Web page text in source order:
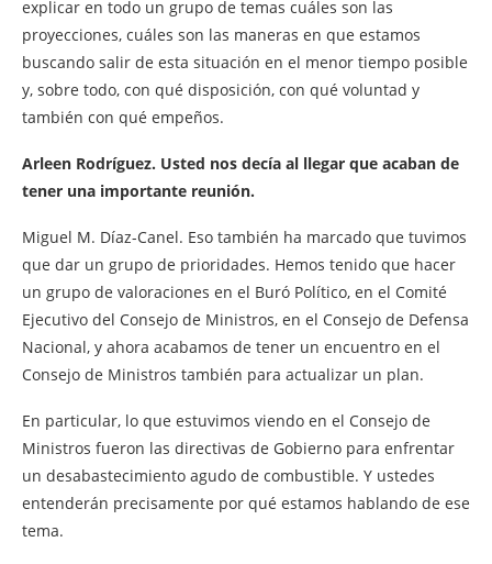
explicar en todo un grupo de temas cuáles son las
proyecciones, cuáles son las maneras en que estamos
buscando salir de esta situación en el menor tiempo posible
y, sobre todo, con qué disposición, con qué voluntad y
también con qué empeños.
Arleen Rodríguez. Usted nos decía al llegar que acaban de
tener una importante reunión.
Miguel M. Díaz-Canel. Eso también ha marcado que tuvimos
que dar un grupo de prioridades. Hemos tenido que hacer
un grupo de valoraciones en el Buró Político, en el Comité
Ejecutivo del Consejo de Ministros, en el Consejo de Defensa
Nacional, y ahora acabamos de tener un encuentro en el
Consejo de Ministros también para actualizar un plan.
En particular, lo que estuvimos viendo en el Consejo de
Ministros fueron las directivas de Gobierno para enfrentar
un desabastecimiento agudo de combustible. Y ustedes
entenderán precisamente por qué estamos hablando de ese
tema.